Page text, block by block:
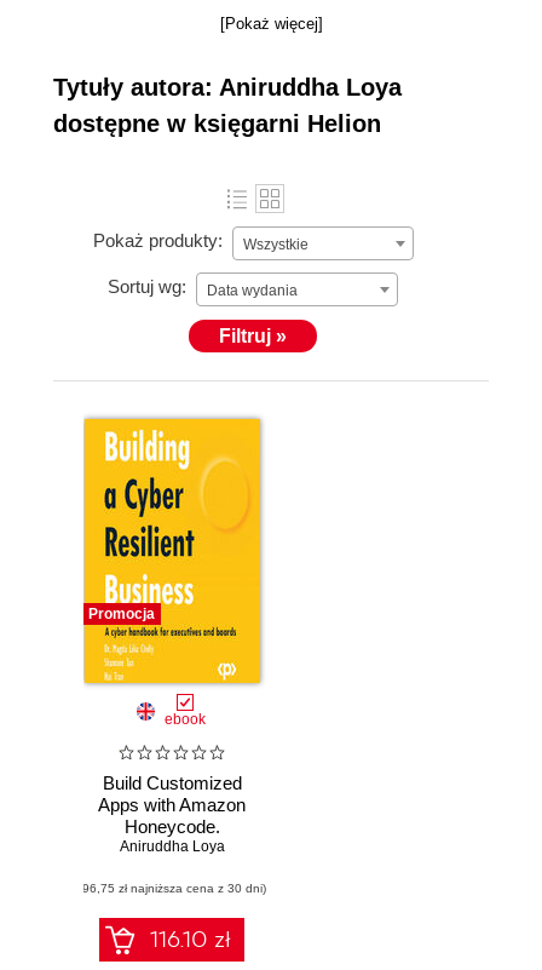
[Pokaż więcej]
Tytuły autora: Aniruddha Loya
dostępne w księgarni Helion
Pokaż produkty: Wszystkie
Sortuj wg: Data wydania
Filtruj »
Promocja
ebook
Build Customized
Apps with Amazon
Honeycode.
Quickly create
mobile apps for
your teams without
programming
Aniruddha Loya
(96,75 zł najniższa cena z 30 dni)
116.10 zł